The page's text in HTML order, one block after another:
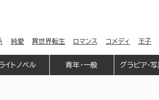
純愛 異世界転生 ロマンス コメディ 王子
イトノベル 青年・一般 グラビア・